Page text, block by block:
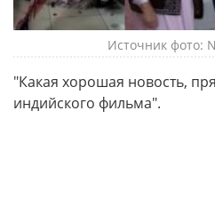
Источник фото:
"Какая хорошая новость,
индийского фильма".